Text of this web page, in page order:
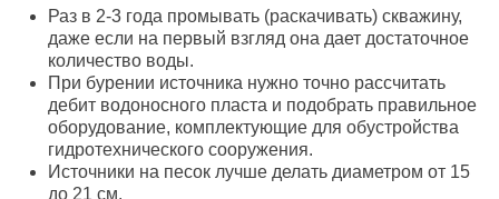
Раз в 2-3 года промывать (раскачивать) скважину,
даже если на первый взгляд она дает достаточное
количество воды.
При бурении источника нужно точно рассчитать
дебит водоносного пласта и подобрать правильное
оборудование, комплектующие для обустройства
гидротехнического сооружения.
Источники на песок лучше делать диаметром от 15
до 21 см.